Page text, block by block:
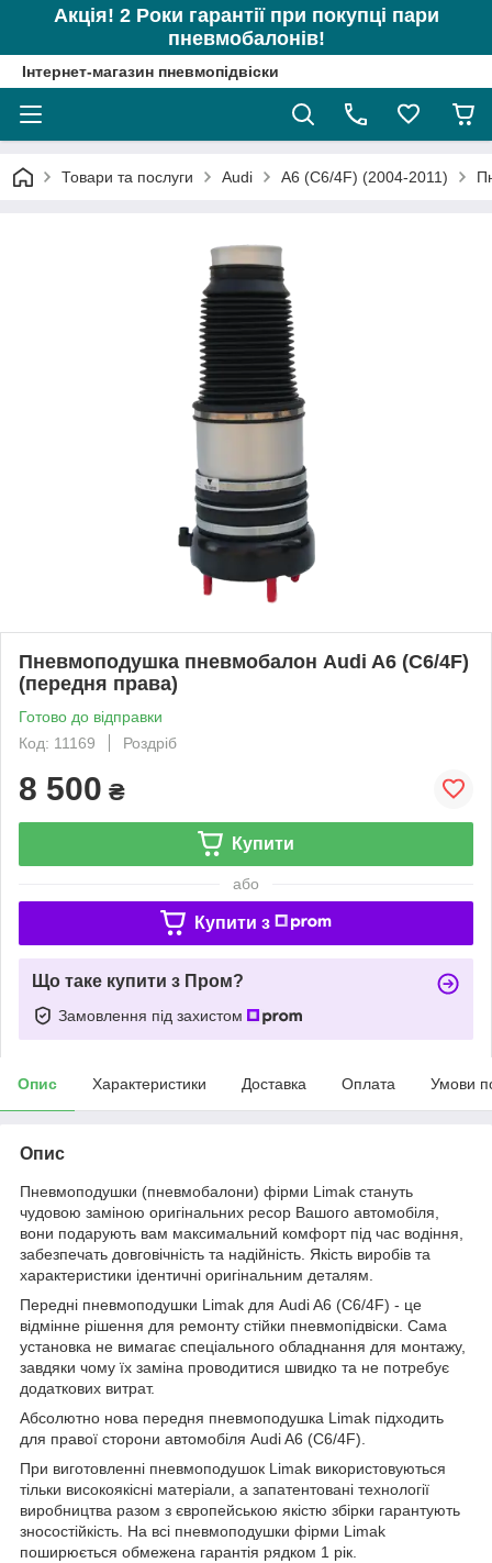
Акція! 2 Роки гарантії при покупці пари
пневмобалонів!
Інтернет-магазин пневмопідвіски
Товари та послуги Audi A6 (C6/4F) (2004-2011)
Пневмоподушка пневмобалон Audi A6 (C6/4F)
(передня права)
Готово до відправки
Код: 11169
Роздріб
8 500 ₴
Купити
або
Купити з
Що таке купити з Пром?
Замовлення під захистом
Опис Характеристики Доставка Оплата Умови
Опис
Пневмоподушки (пневмобалони) фірми Limak стануть
чудовою заміною оригінальних ресор Вашого автомобіля,
вони подарують вам максимальний комфорт під час водіння,
забезпечать довговічність та надійність. Якість виробів та
характеристики ідентичні оригінальним деталям.
Передні пневмоподушки Limak для Audi A6 (C6/4F) - це
відмінне рішення для ремонту стійки пневмопідвіски. Сама
установка не вимагає спеціального обладнання для монтажу,
завдяки чому їх заміна проводитися швидко та не потребує
додаткових витрат.
Абсолютно нова передня пневмоподушка Limak підходить
для правої сторони автомобіля Audi A6 (C6/4F).
При виготовленні пневмоподушок Limak використовуються
тільки високоякісні матеріали, а запатентовані технології
виробництва разом з європейською якістю збірки гарантують
зносостійкість. На всі пневмоподушки фірми Limak
поширюється обмежена гарантія рядком 1 рік.